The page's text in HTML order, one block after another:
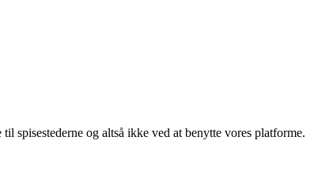
spisestederne og altså ikke ved at benytte vores platforme.